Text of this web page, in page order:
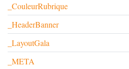
_CouleurRubrique
_HeaderBanner
_LayoutGala
_META